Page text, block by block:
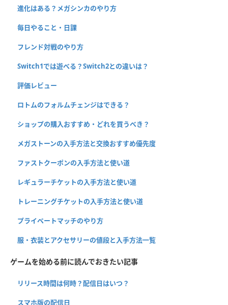
進化はある？メガシンカのやり方
毎日やること・日課
フレンド対戦のやり方
Switch1では遊べる？Switch2との違いは？
評価レビュー
ロトムのフォルムチェンジはできる？
ショップの購入おすすめ・どれを買うべき？
メガストーンの入手方法と交換おすすめ優先度
ファストクーポンの入手方法と使い道
レギュラーチケットの入手方法と使い道
トレーニングチケットの入手方法と使い道
プライベートマッチのやり方
服・衣装とアクセサリーの値段と入手方法一覧
ゲームを始める前に読んでおきたい記事
リリース時間は何時？配信日はいつ？
スマホ版の配信日